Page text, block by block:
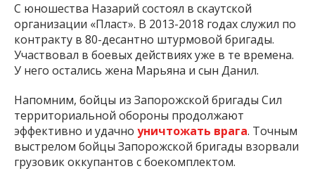
С юношества Назарий состоял в скаутской
организации «Пласт». В 2013-2018 годах служил по
контракту в 80-десантно штурмовой бригады.
Участвовал в боевых действиях уже в те времена.
У него остались жена Марьяна и сын Данил.
Напомним, бойцы из Запорожской бригады Сил
территориальной обороны продолжают
эффективно и удачно уничтожать врага. Точным
выстрелом бойцы Запорожской бригады взорвали
грузовик оккупантов с боекомплектом.